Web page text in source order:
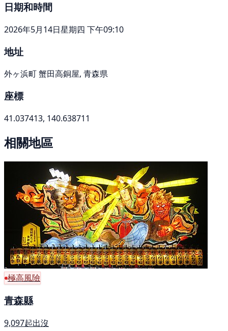
日期和時間
2026年5月14日星期四 下午09:10
地址
外ヶ浜町 蟹田高銅屋, 青森県
座標
41.037413, 140.638711
相關地區
極高風險
青森縣
9,097起出沒